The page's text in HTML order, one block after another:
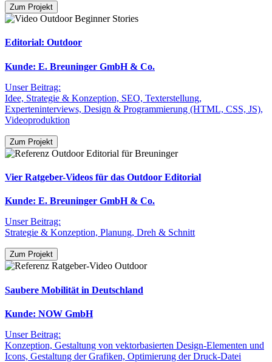
Zum Projekt
Editorial: Outdoor
Kunde: E. Breuninger GmbH & Co.
Unser Beitrag:
Idee, Strategie & Konzeption, SEO, Texterstellung,
Experteninterviews, Design & Programmierung (HTML, CSS, JS),
Videoproduktion
Zum Projekt
Vier Ratgeber-Videos für das Outdoor Editorial
Kunde: E. Breuninger GmbH & Co.
Unser Beitrag:
Strategie & Konzeption, Planung, Dreh & Schnitt
Zum Projekt
Saubere Mobilität in Deutschland
Kunde: NOW GmbH
Unser Beitrag:
Konzeption, Gestaltung von vektorbasierten Design-Elementen und
Icons, Gestaltung der Grafiken, Optimierung der Druck-Datei